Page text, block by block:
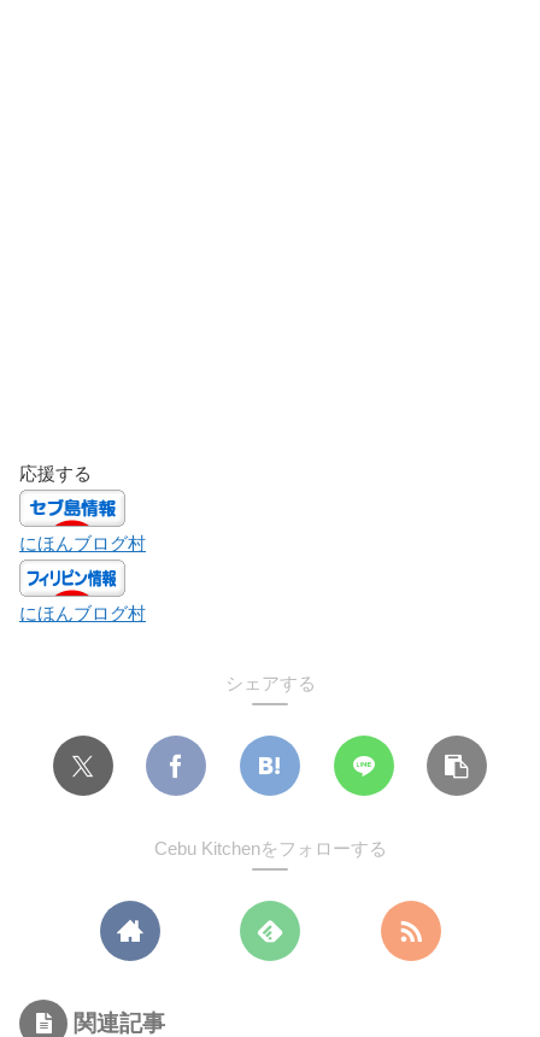
応援する
にほんブログ村
にほんブログ村
シェアする
Cebu Kitchenをフォローする
関連記事